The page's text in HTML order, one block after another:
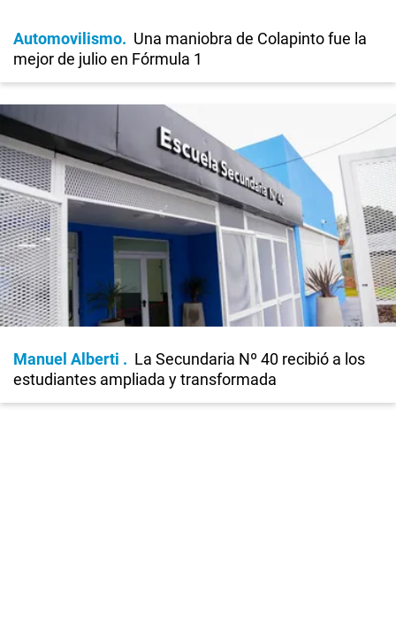
Automovilismo
Una maniobra de Colapinto fue la
mejor de julio en Fórmula 1
Manuel Alberti
La Secundaria Nº 40 recibió a los
estudiantes ampliada y transformada